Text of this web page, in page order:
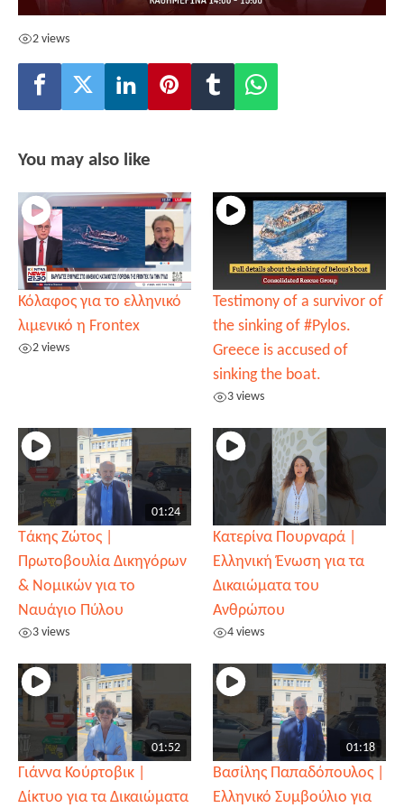
2 views
You may also like
Κόλαφος για το ελληνικό
λιμενικό η Frontex
2 views
Testimony of a survivor of
the sinking of #Pylos.
Greece is accused of
sinking the boat.
3 views
01:24
Τάκης Ζώτος |
Πρωτοβουλία Δικηγόρων
& Νομικών για το
Ναυάγιο Πύλου
3 views
Κατερίνα Πουρναρά |
Ελληνική Ένωση για τα
Δικαιώματα του
Ανθρώπου
4 views
01:52
Γιάννα Κούρτοβικ |
Δίκτυο για τα Δικαιώματα
01:18
Βασίλης Παπαδόπουλος |
Ελληνικό Συμβούλιο για